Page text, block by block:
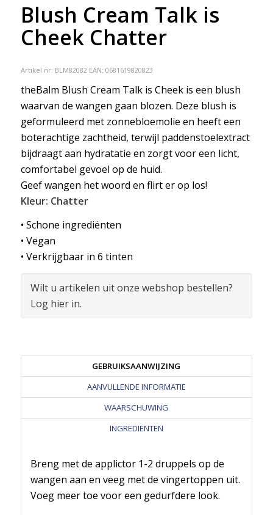
Blush Cream Talk is
Cheek Chatter
Artikel nr: BLM82082 EAN: 0681619820823
theBalm Blush Cream Talk is Cheek is een blush
waarvan de wangen gaan blozen. Deze blush is
geformuleerd met zonnebloemolie en heeft een
boterachtige zachtheid, terwijl paddenstoelextract
bijdraagt ​​aan hydratatie en zorgt voor een licht,
comfortabel gevoel op de huid.
Geef wangen het woord en flirt er op los!
Kleur: Chatter
• Schone ingrediënten
• Vegan
• Verkrijgbaar in 6 tinten
Wilt u artikelen uit onze webshop bestellen?
Log hier in.
GEBRUIKSAANWIJZING
AANVULLENDE INFORMATIE
WAARSCHUWING
INGREDIENTEN
Breng met de applictor 1-2 druppels op de
wangen aan en veeg met de vingertoppen uit.
Voeg meer toe voor een gedurfdere look.